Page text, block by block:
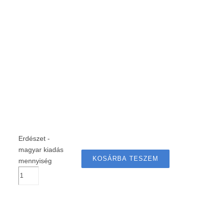
Erdészet -
magyar kiadás
mennyiség
KOSÁRBA TESZEM